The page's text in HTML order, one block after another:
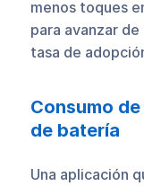
menos toques
para avanzar
tasa de
Consumo
de batería
Una aplicación